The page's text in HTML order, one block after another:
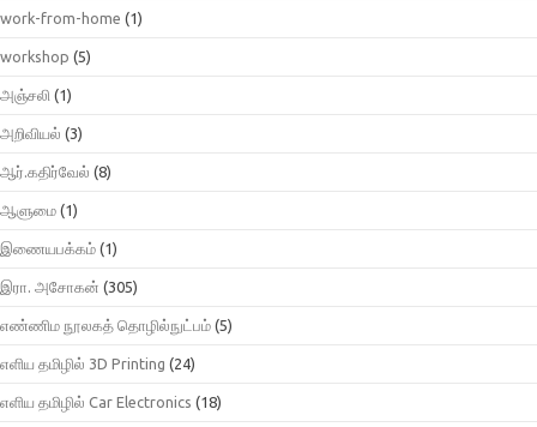
work-from-home (1)
workshop (5)
அஞ்சலி (1)
அறிவியல் (3)
ஆர்.கதிர்வேல் (8)
ஆளுமை (1)
இணையபக்கம் (1)
இரா. அசோகன் (305)
எண்ணிம நூலகத் தொழில்நுட்பம் (5)
எளிய தமிழில் 3D Printing (24)
எளிய தமிழில் Car Electronics (18)